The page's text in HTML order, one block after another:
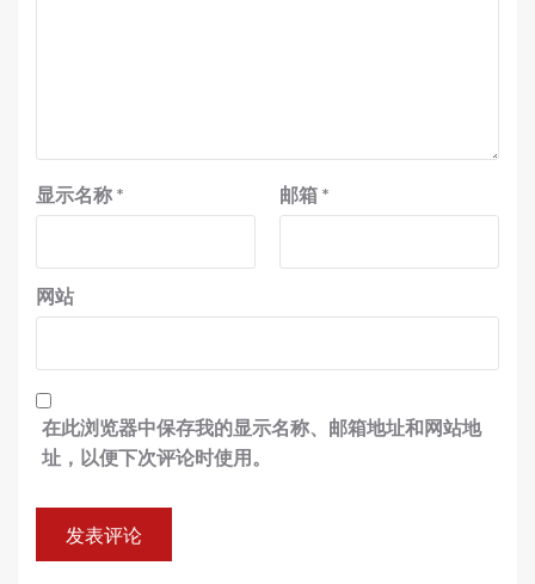
显示名称 * 邮箱 *
网站
在此浏览器中保存我的显示名称、邮箱地址和网站地
址，以便下次评论时使用。